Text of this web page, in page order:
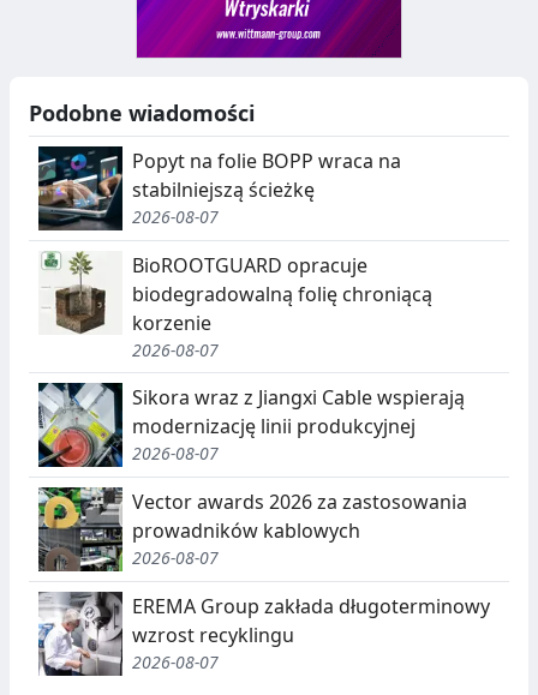
Podobne wiadomości
Popyt na folie BOPP wraca na
stabilniejszą ścieżkę
2026-08-07
BioROOTGUARD opracuje
biodegradowalną folię chroniącą
korzenie
2026-08-07
Sikora wraz z Jiangxi Cable wspierają
modernizację linii produkcyjnej
2026-08-07
Vector awards 2026 za zastosowania
prowadników kablowych
2026-08-07
EREMA Group zakłada długoterminowy
wzrost recyklingu
2026-08-07